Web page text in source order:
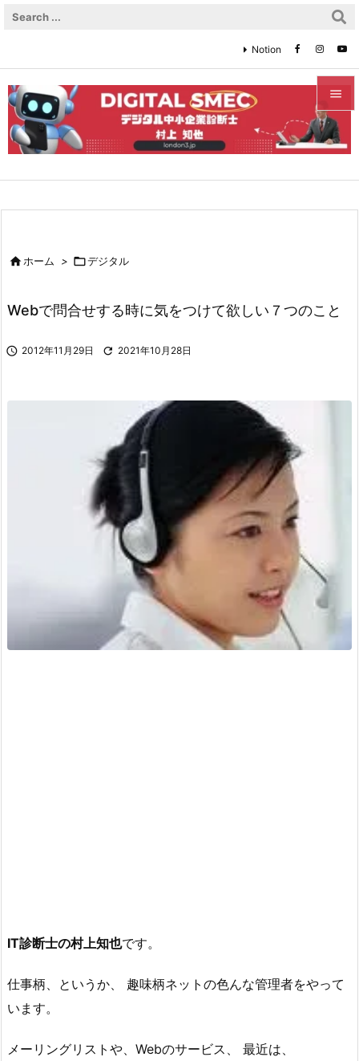


メニュ

検索
Notion
ホーム > デジタル
Webで問合せする時に気をつけて欲しい７つのこと
 2012年11月29日  2021年10月28日
IT診断士の村上知也です。
仕事柄、というか、 趣味柄ネットの色んな管理者をやって
います。
メーリングリストや、Webのサービス、 最近は、